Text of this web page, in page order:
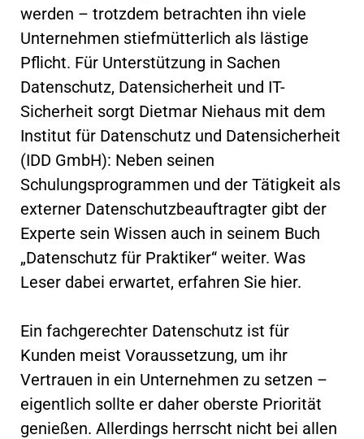
werden – trotzdem betrachten ihn viele
Unternehmen stiefmütterlich als lästige
Pflicht. Für Unterstützung in Sachen
Datenschutz, Datensicherheit und IT-
Sicherheit sorgt Dietmar Niehaus mit dem
Institut für Datenschutz und Datensicherheit
(IDD GmbH): Neben seinen
Schulungsprogrammen und der Tätigkeit als
externer Datenschutzbeauftragter gibt der
Experte sein Wissen auch in seinem Buch
„Datenschutz für Praktiker“ weiter. Was
Leser dabei erwartet, erfahren Sie hier.
Ein fachgerechter Datenschutz ist für
Kunden meist Voraussetzung, um ihr
Vertrauen in ein Unternehmen zu setzen –
eigentlich sollte er daher oberste Priorität
genießen. Allerdings herrscht nicht bei allen